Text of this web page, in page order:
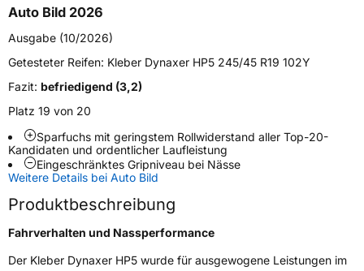
FahrzeugtypPKW
VerwendungSommerreifen
ModellnameDynaxer HP5
FahrzeugartPKW & SUV
Weitere Eigenschaften
SchlauchtypTL
ZustandNeureifen
VerstärktXL
Auto Bild 2026
Ausgabe (10/2026)
Getesteter Reifen: Kleber Dynaxer HP5 245/45 R19 102Y
Fazit: befriedigend (3,2)
Platz 19 von 20
Sparfuchs mit geringstem Rollwiderstand aller Top-20-
Kandidaten und ordentlicher Laufleistung
Eingeschränktes Gripniveau bei Nässe
Weitere Details bei Auto Bild
Produktbeschreibung
Fahrverhalten und Nassperformance
Der Kleber Dynaxer HP5 wurde für ausgewogene Leistungen im